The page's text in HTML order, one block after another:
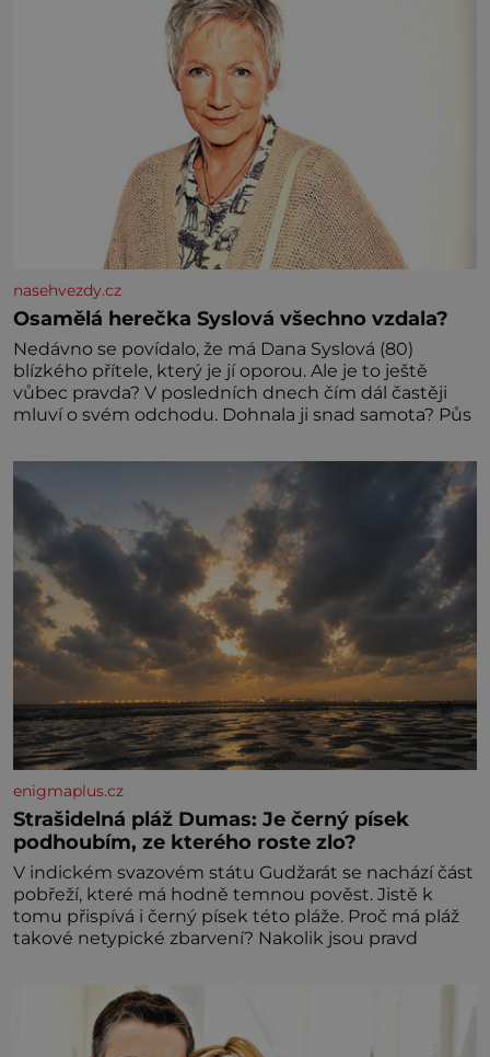
nasehvezdy.cz
Osamělá herečka Syslová všechno vzdala?
Nedávno se povídalo, že má Dana Syslová (80)
blízkého přítele, který je jí oporou. Ale je to ještě
vůbec pravda? V posledních dnech čím dál častěji
mluví o svém odchodu. Dohnala ji snad samota? Půs
enigmaplus.cz
Strašidelná pláž Dumas: Je černý písek
podhoubím, ze kterého roste zlo?
V indickém svazovém státu Gudžarát se nachází část
pobřeží, které má hodně temnou pověst. Jistě k
tomu přispívá i černý písek této pláže. Proč má pláž
takové netypické zbarvení? Nakolik jsou pravd